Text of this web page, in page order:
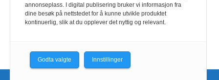
annonseplass. I digital publisering bruker vi informasjon fra
dine besøk på nettstedet for å kunne utvikle produktet
kontinuerlig, slik at du opplever det nyttig og relevant.
Godta valgte Innstillinger